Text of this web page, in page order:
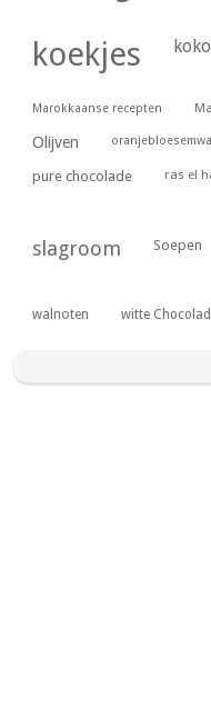
koekjes
Marokkaanse recepten
Olijven
pure chocolade ras el
slagroom Soepen
walnoten witte